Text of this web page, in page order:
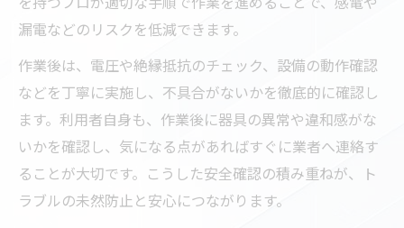
漏電などのリスクを低減できます。
作業後は、電圧や絶縁抵抗のチェック、設備の動作確認
などを丁寧に実施し、不具合がないかを徹底的に確認し
ます。利用者自身も、作業後に器具の異常や違和感がな
いかを確認し、気になる点があればすぐに業者へ連絡す
ることが大切です。こうした安全確認の積み重ねが、ト
ラブルの未然防止と安心につながります。